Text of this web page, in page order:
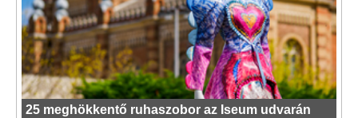
25 meghökkentő ruhaszobor az Iseum udvarán